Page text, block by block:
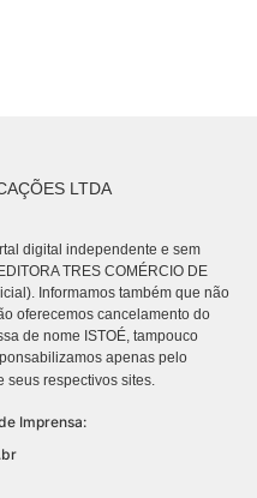
LTDA
digital independente e sem
TRES COMÉRCIO DE
Informamos também que não
oferecemos cancelamento do
de nome ISTOÉ, tampouco
apenas pelo
seus respectivos sites.
Imprensa: